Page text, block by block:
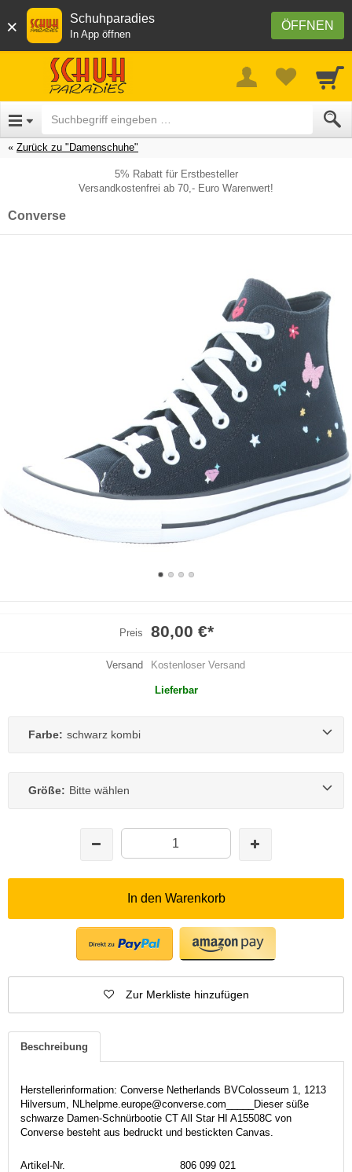
× ÖFFNEN
Schuhparadies
In App öffnen
Zurück zu "Damenschuhe"
5% Rabatt für Erstbesteller
Versandkostenfrei ab 70,- Euro Warenwert!
Converse
Preis 80,00 €*
Versand Kostenloser Versand
Lieferbar
Farbe: schwarz kombi
Größe: Bitte wählen
In den Warenkorb
Zur Merkliste hinzufügen
Beschreibung
Herstellerinformation: Converse Netherlands BVColosseum 1, 1213
Hilversum, NLhelpme.europe@converse.com_____Dieser süße
schwarze Damen-Schnürbootie CT All Star HI A15508C von
Converse besteht aus bedruckt und bestickten Canvas.
Artikel-Nr.
806 099 021